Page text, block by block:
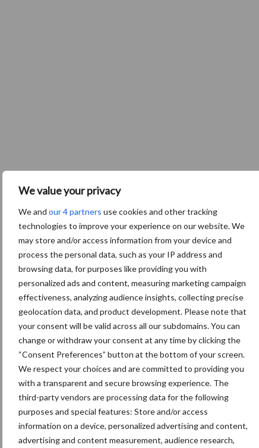
We value your privacy
We and our 4 partners use cookies and other tracking
technologies to improve your experience on our website. We
may store and/or access information from your device and
process the personal data, such as your IP address and
browsing data, for purposes like providing you with
personalized ads and content, measuring marketing campaign
effectiveness, analyzing audience insights, collecting precise
geolocation data, and product development. Please note that
your consent will be valid across all our subdomains. You can
change or withdraw your consent at any time by clicking the
“Consent Preferences” button at the bottom of your screen.
We respect your choices and are committed to providing you
with a transparent and secure browsing experience. The
third-party vendors are processing data for the following
purposes and special features: Store and/or access
information on a device, personalized advertising and content,
advertising and content measurement, audience research,